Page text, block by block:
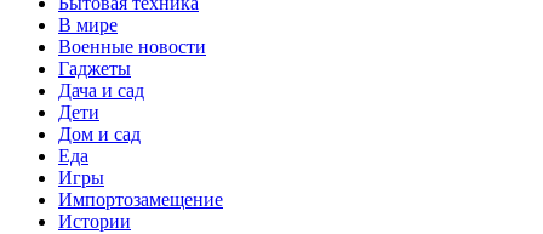
В мире
Военные новости
Гаджеты
Дача и сад
Дети
Дом и сад
Еда
Игры
Импортозамещение
Истории